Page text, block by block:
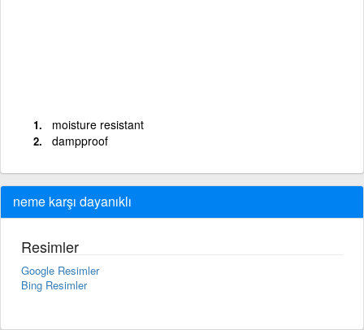
moisture resistant
dampproof
neme karşı dayanıklı
Resimler
Google Resimler
Bing Resimler